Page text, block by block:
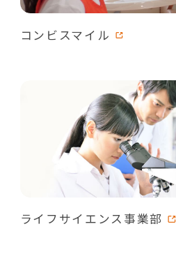
コンビスマイル
ライフサイエンス事業部